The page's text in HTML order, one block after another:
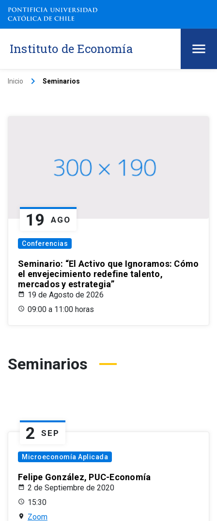
Instituto de Economía
Inicio keyboard_arrow_right Seminarios
19 AGO
Conferencias
Seminario: “El Activo que Ignoramos: Cómo
el envejecimiento redefine talento,
mercados y estrategia”
19 de Agosto de 2026
09:00 a 11:00 horas
Seminarios
2 SEP
Microeconomía Aplicada
Felipe González, PUC-Economía
2 de Septiembre de 2020
15:30
Zoom